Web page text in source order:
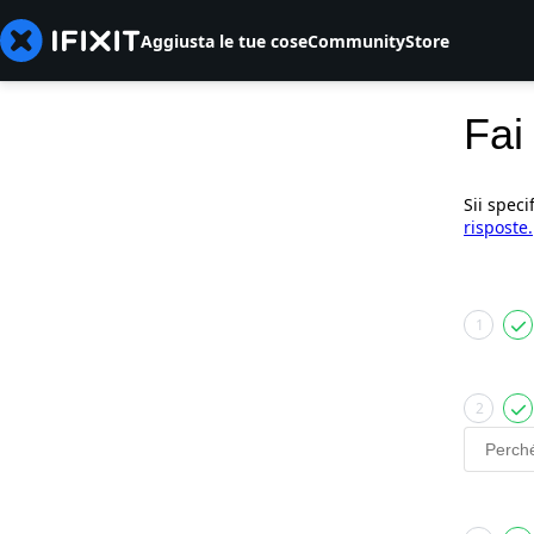
Aggiusta le tue coseCommunityStore
Sii
risposte.
1
2